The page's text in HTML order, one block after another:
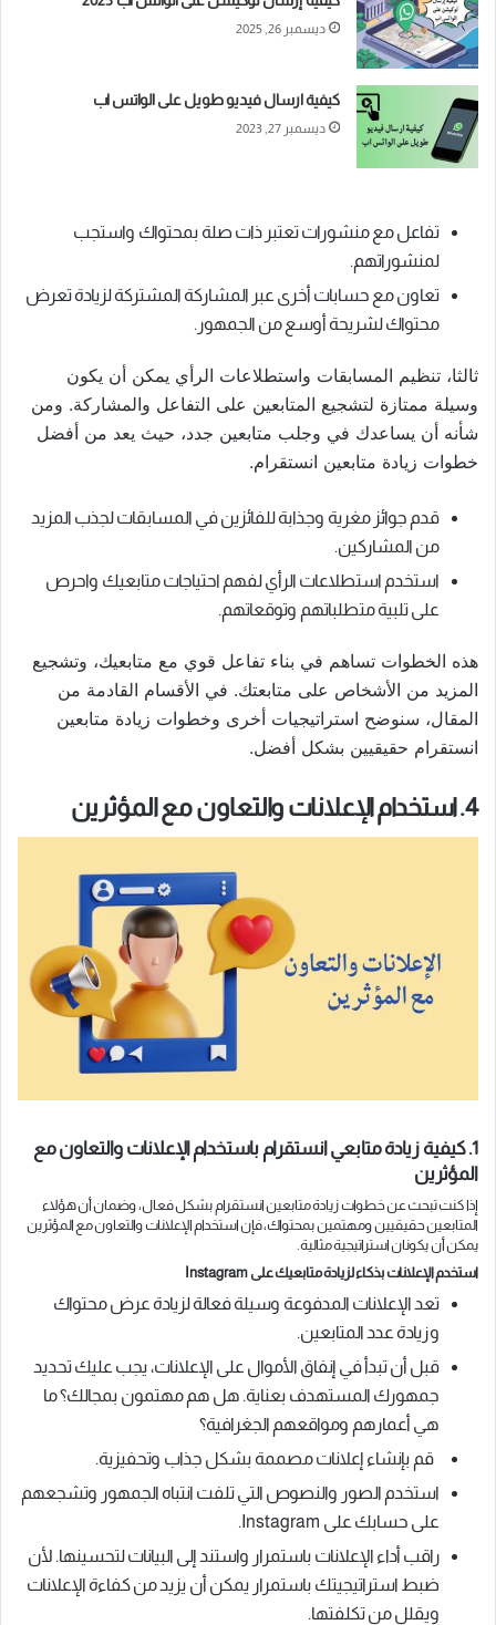
ديسمبر 26, 2025
كيفية ارسال فيديو طويل على الواتس اب
ديسمبر 27, 2023
تفاعل مع منشورات تعتبر ذات صلة بمحتواك واستجب
لمنشوراتهم.
تعاون مع حسابات أخرى عبر المشاركة المشتركة لزيادة تعرض
محتواك لشريحة أوسع من الجمهور.
ثالثا، تنظيم المسابقات واستطلاعات الرأي يمكن أن يكون
وسيلة ممتازة لتشجيع المتابعين على التفاعل والمشاركة. ومن
شأنه أن يساعدك في وجلب متابعين جدد، حيث يعد من أفضل
خطوات زيادة متابعين انستقرام.
قدم جوائز مغرية وجذابة للفائزين في المسابقات لجذب المزيد
من المشاركين.
استخدم استطلاعات الرأي لفهم احتياجات متابعيك واحرص
على تلبية متطلباتهم وتوقعاتهم.
هذه الخطوات تساهم في بناء تفاعل قوي مع متابعيك، وتشجيع
المزيد من الأشخاص على متابعتك. في الأقسام القادمة من
المقال، سنوضح استراتيجيات أخرى وخطوات زيادة متابعين
انستقرام حقيقيين بشكل أفضل.
4. استخدام الإعلانات والتعاون مع المؤثرين
1. كيفية زيادة متابعي انستقرام باستخدام الإعلانات والتعاون مع
المؤثرين
إذا كنت تبحث عن خطوات زيادة متابعين انستقرام بشكل فعال، وضمان أن هؤلاء
المتابعين حقيقيين ومهتمين بمحتواك، فإن استخدام الإعلانات والتعاون مع المؤثرين
يمكن أن يكونان استراتيجية مثالية.
استخدم الإعلانات بذكاء لزيادة متابعيك على Instagram
تعد الإعلانات المدفوعة وسيلة فعالة لزيادة عرض محتواك
وزيادة عدد المتابعين.
قبل أن تبدأ في إنفاق الأموال على الإعلانات، يجب عليك تحديد
جمهورك المستهدف بعناية. هل هم مهتمون بمجالك؟ ما
هي أعمارهم ومواقعهم الجغرافية؟
قم بإنشاء إعلانات مصممة بشكل جذاب وتحفيزية.
استخدم الصور والنصوص التي تلفت انتباه الجمهور وتشجعهم
على حسابك على Instagram.
راقب أداء الإعلانات باستمرار واستند إلى البيانات لتحسينها. لأن
ضبط استراتيجيتك باستمرار يمكن أن يزيد من كفاءة الإعلانات
ويقلل من تكلفتها.